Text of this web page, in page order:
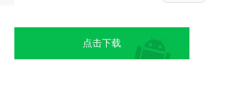
点击下载